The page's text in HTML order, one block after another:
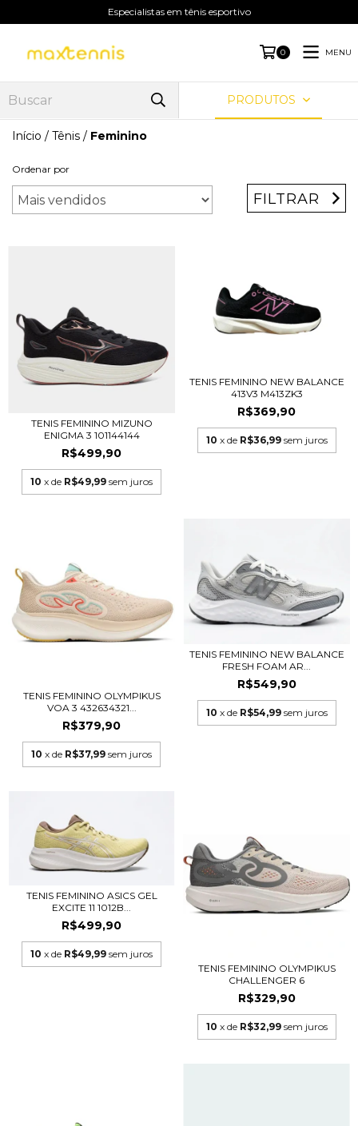
Especialistas em tênis esportivo
0 MENU
PRODUTOS
Início / Tênis / Feminino
Ordenar por
FILTRAR
TENIS FEMININO MIZUNO
ENIGMA 3 101144144
R$499,90
10 x de R$49,99 sem juros
TENIS FEMININO NEW BALANCE
413V3 M413ZK3
R$369,90
10 x de R$36,99 sem juros
TENIS FEMININO OLYMPIKUS
VOA 3 432634321...
R$379,90
10 x de R$37,99 sem juros
TENIS FEMININO NEW BALANCE
FRESH FOAM AR...
R$549,90
10 x de R$54,99 sem juros
TENIS FEMININO ASICS GEL
EXCITE 11 1012B...
R$499,90
10 x de R$49,99 sem juros
TENIS FEMININO OLYMPIKUS
CHALLENGER 6
R$329,90
10 x de R$32,99 sem juros